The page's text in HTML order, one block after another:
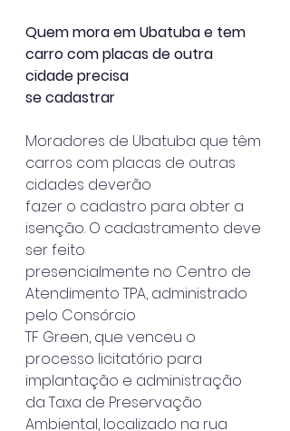
Quem mora em Ubatuba e tem
carro com placas de outra
cidade precisa
se cadastrar
Moradores de Ubatuba que têm
carros com placas de outras
cidades deverão
fazer o cadastro para obter a
isenção. O cadastramento deve
ser feito
presencialmente no Centro de
Atendimento TPA, administrado
pelo Consórcio
TF Green, que venceu o
processo licitatório para
implantação e administração
da Taxa de Preservação
Ambiental, localizado na rua